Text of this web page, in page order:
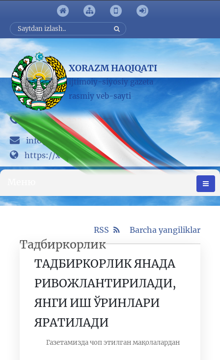
XORAZM HAQIQATI
ijtimoiy-siyosiy gazeta
rasmiy veb-sayti
+998 (62) 223-11-55
info@www.xorezm-news.uz
https://xorezm-news.uz/
Barcha yangiliklar
RSS
Тадбиркорлик
ТАДБИРКОРЛИК ЯНАДА
РИВОЖЛАНТИРИЛАДИ,
ЯНГИ ИШ ЎРИНЛАРИ
ЯРАТИЛАДИ
Газетамизда чоп этилган мақолалардан